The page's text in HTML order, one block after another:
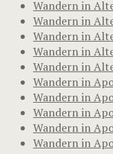
Wandern in
Wandern in
Wandern in
Wandern in
Wandern in
Wandern in
Wandern in
Wandern in
Wandern in
Wandern in